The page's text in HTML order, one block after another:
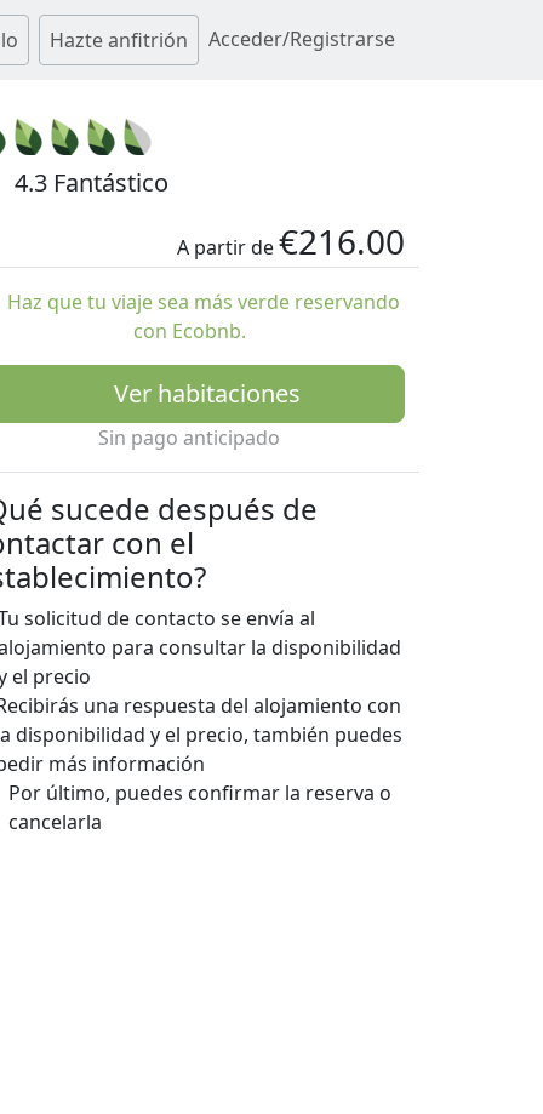
Hazte anfitrión Acceder/Registrarse
4.3 Fantástico
A partir de€216.00
Haz que tu viaje sea más verde reservando
con Ecobnb.
Ver habitaciones
Sin pago anticipado
sucede después de
con el
solicitud de contacto se envía al
para consultar la disponibilidad
el precio
una respuesta del alojamiento con
disponibilidad y el precio, también puedes
más información
Por último, puedes confirmar la reserva o
cancelarla